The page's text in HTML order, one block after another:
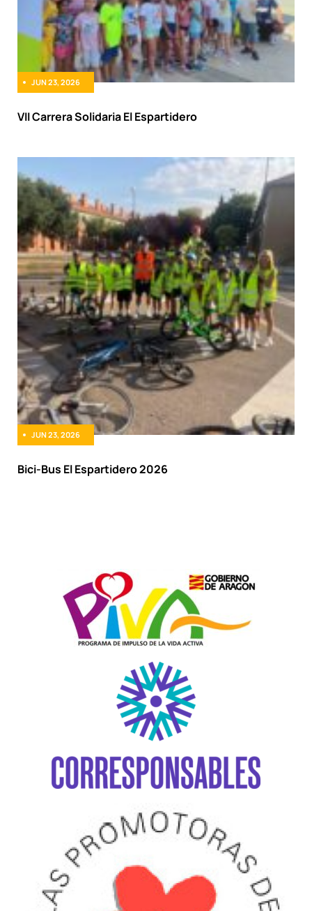
JUN 23, 2026
VII Carrera Solidaria El Espartidero
JUN 23, 2026
Bici-Bus El Espartidero 2026